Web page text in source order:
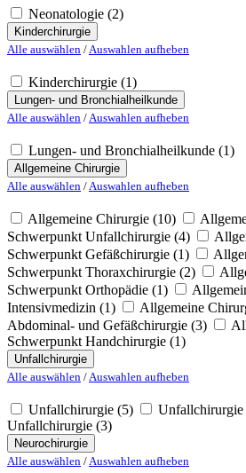
Neonatologie (2)
Kinderchirurgie
Alle auswählen / Auswahlen aufheben
Kinderchirurgie (1)
Lungen- und Bronchialheilkunde
Alle auswählen / Auswahlen aufheben
Lungen- und Bronchialheilkunde (1)
Allgemeine Chirurgie
Alle auswählen / Auswahlen aufheben
Allgemeine Chirurgie (10)
Schwerpunkt Unfallchirurgie (4)
Schwerpunkt Gefäßchirurgie (1)
Schwerpunkt Thoraxchirurgie (2)
Schwerpunkt Orthopädie (1)
Intensivmedizin (1)
Allgemeine
Abdominal- und Gefäßchirurgie (3)
Schwerpunkt Handchirurgie (1)
Unfallchirurgie
Alle auswählen / Auswahlen aufheben
Unfallchirurgie (5) Unfallchirurgie
Unfallchirurgie (3)
Neurochirurgie
Alle auswählen / Auswahlen aufheben